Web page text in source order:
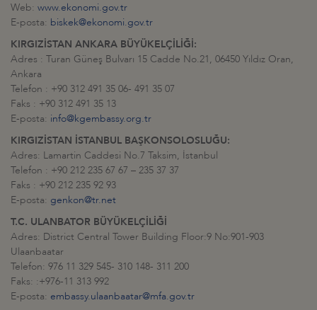
Web: www.ekonomi.gov.tr
E-posta: biskek@ekonomi.gov.tr
KIRGIZİSTAN ANKARA BÜYÜKELÇİLİĞİ:
Adres : Turan Güneş Bulvarı 15 Cadde No.21, 06450 Yıldız Oran,
Ankara
Telefon : +90 312 491 35 06- 491 35 07
Faks : +90 312 491 35 13
E-posta: info@kgembassy.org.tr
KIRGIZİSTAN İSTANBUL BAŞKONSOLOSLUĞU:
Adres: Lamartin Caddesi No.7 Taksim, İstanbul
Telefon : +90 212 235 67 67 – 235 37 37
Faks : +90 212 235 92 93
E-posta: genkon@tr.net
T.C. ULANBATOR BÜYÜKELÇİLİĞİ
Adres: District Central Tower Building Floor:9 No:901-903
Ulaanbaatar
Telefon: 976 11 329 545- 310 148- 311 200
Faks: :+976-11 313 992
E-posta: embassy.ulaanbaatar@mfa.gov.tr